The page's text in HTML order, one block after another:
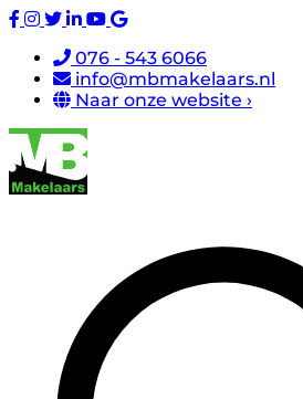
076 - 543 6066
info@mbmakelaars.nl
Naar onze website ›